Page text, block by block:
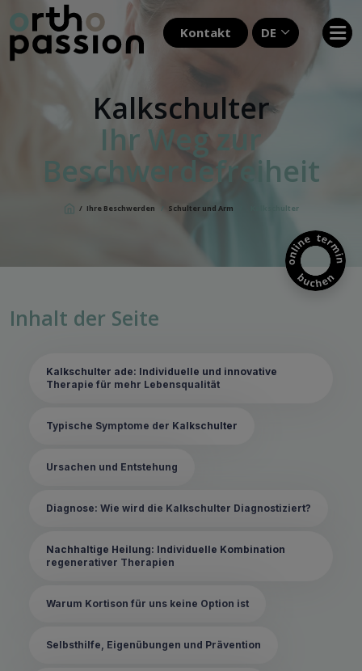
Kontakt DE
Kalkschulter
Ihr Weg zur
Beschwerdefreiheit
/ Ihre Beschwerden / Schulter und Arm Kalkschulter
Inhalt der Seite
Kalkschulter ade: Individuelle und innovative
Therapie für mehr Lebensqualität
Typische Symptome der Kalkschulter
Ursachen und Entstehung
Diagnose: Wie wird die Kalkschulter Diagnostiziert?
Nachhaltige Heilung: Individuelle Kombination
regenerativer Therapien
Warum Kortison für uns keine Option ist
Selbsthilfe, Eigenübungen und Prävention